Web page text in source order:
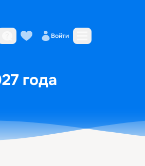
Войти
года